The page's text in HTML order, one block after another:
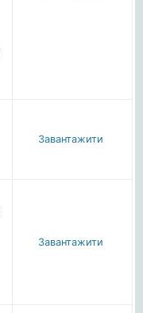
Завантажити
Завантажити